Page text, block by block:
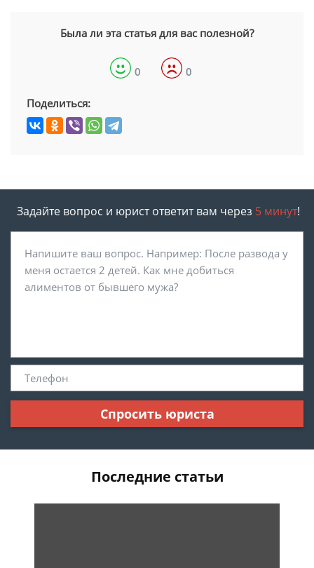
Была ли эта статья для вас полезной?
0 0
Поделиться:
Задайте вопрос и юрист ответит вам через 5 минут!
Спросить юриста
Последние статьи